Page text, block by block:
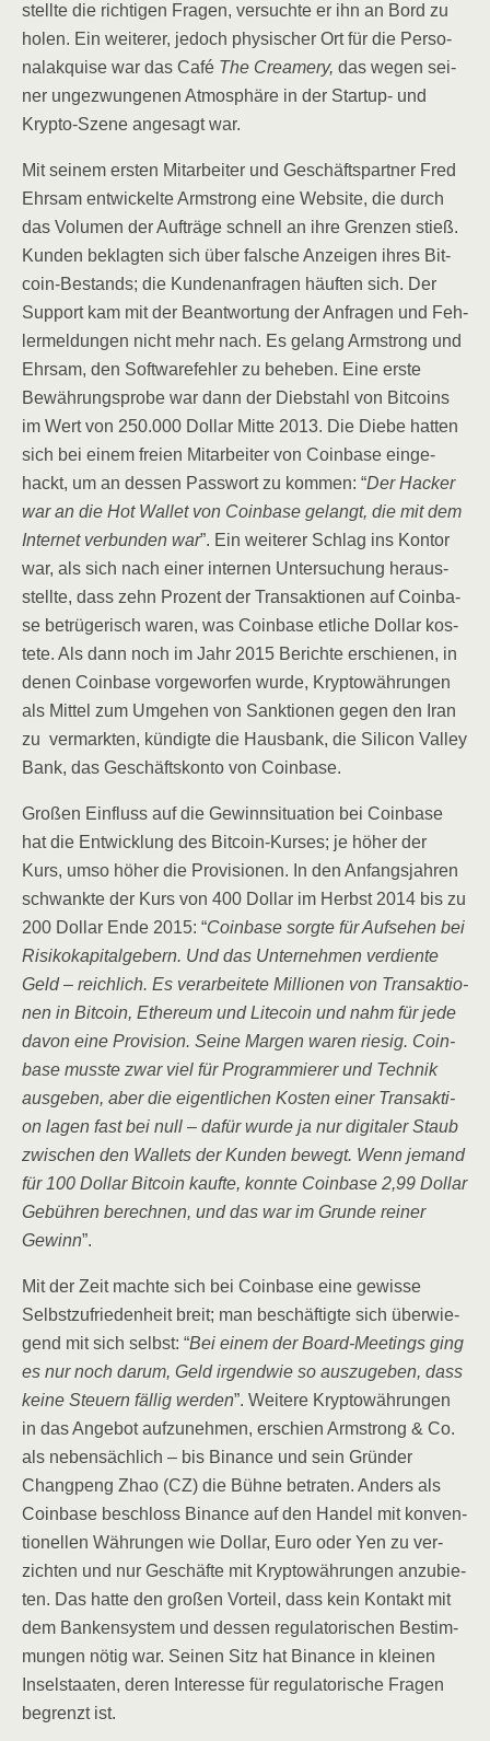
stell­te die rich­ti­gen Fra­gen, ver­such­te er ihn an Bord zu
holen. Ein wei­te­rer, jedoch phy­si­scher Ort für die Per­so­
nal­ak­qui­se war das Café The Crea­me­ry, das wegen sei­
ner unge­zwun­ge­nen Atmo­sphä­re in der Start­up- und
Kryp­to-Sze­ne ange­sagt war.
Mit sei­nem ers­ten Mit­ar­bei­ter und Geschäfts­part­ner Fred
Ehr­sam ent­wi­ckel­te Arm­strong eine Web­site, die durch
das Volu­men der Auf­trä­ge schnell an ihre Gren­zen stieß.
Kun­den beklag­ten sich über fal­sche Anzei­gen ihres Bit­
co­in-Bestands; die Kun­den­an­fra­gen häuf­ten sich. Der
Sup­port kam mit der Beant­wor­tung der Anfra­gen und Feh­
ler­mel­dun­gen nicht mehr nach. Es gelang Arm­strong und
Ehr­sam, den Soft­ware­feh­ler zu behe­ben. Eine ers­te
Bewäh­rungs­pro­be war dann der Dieb­stahl von Bit­co­ins
im Wert von 250.000 Dol­lar Mit­te 2013. Die Die­be hat­ten
sich bei einem frei­en Mit­ar­bei­ter von Coin­ba­se ein­ge­
hackt, um an des­sen Pass­wort zu kom­men: “Der Hacker
war an die Hot Wal­let von Coin­ba­se gelangt, die mit dem
Inter­net ver­bun­den war”. Ein wei­te­rer Schlag ins Kon­tor
war, als sich nach einer inter­nen Unter­su­chung her­aus­
stell­te, dass zehn Pro­zent der Trans­ak­tio­nen auf Coin­ba­
se betrü­ge­risch waren, was Coin­ba­se etli­che Dol­lar kos­
te­te. Als dann noch im Jahr 2015 Berich­te erschie­nen, in
denen Coin­ba­se vor­ge­wor­fen wur­de, Kryp­to­wäh­run­gen
als Mit­tel zum Umge­hen von Sank­tio­nen gegen den Iran
zu ver­mark­ten, kün­dig­te die Haus­bank, die Sili­con Val­ley
Bank, das Geschäfts­kon­to von Coinbase.
Gro­ßen Ein­fluss auf die Gewinn­si­tua­ti­on bei Coin­ba­se
hat die Ent­wick­lung des Bit­co­in-Kur­ses; je höher der
Kurs, umso höher die Pro­vi­sio­nen. In den Anfangs­jah­ren
schwank­te der Kurs von 400 Dol­lar im Herbst 2014 bis zu
200 Dol­lar Ende 2015: “Coin­ba­se sorg­te für Auf­se­hen bei
Risi­ko­ka­pi­tal­ge­bern. Und das Unter­neh­men ver­dien­te
Geld – reich­lich. Es ver­ar­bei­te­te Mil­lio­nen von Trans­ak­tio­
nen in Bit­co­in, Ethe­re­um und Lite­co­in und nahm für jede
davon eine Pro­vi­si­on. Sei­ne Mar­gen waren rie­sig. Coin­
ba­se muss­te zwar viel für Pro­gram­mie­rer und Tech­nik
aus­ge­ben, aber die eigent­li­chen Kos­ten einer Trans­ak­ti­
on lagen fast bei null – dafür wur­de ja nur digi­ta­ler Staub
zwi­schen den Wal­lets der Kun­den bewegt. Wenn jemand
für 100 Dol­lar Bit­co­in kauf­te, konn­te Coin­ba­se 2,99 Dol­lar
Gebüh­ren berech­nen, und das war im Grun­de rei­ner
Gewinn”.
Mit der Zeit mach­te sich bei Coin­ba­se eine gewis­se
Selbst­zu­frie­den­heit breit; man beschäf­tig­te sich über­wie­
gend mit sich selbst: “Bei einem der Board-Mee­tings ging
es nur noch dar­um, Geld irgend­wie so aus­zu­ge­ben, dass
kei­ne Steu­ern fäl­lig wer­den”. Wei­te­re Kryp­to­wäh­run­gen
in das Ange­bot auf­zu­neh­men, erschien Arm­strong & Co.
als neben­säch­lich – bis Binan­ce und sein Grün­der
Chang­peng Zhao (CZ) die Büh­ne betra­ten. Anders als
Coin­ba­se beschloss Binan­ce auf den Han­del mit kon­ven­
tio­nel­len Wäh­run­gen wie Dol­lar, Euro oder Yen zu ver­
zich­ten und nur Geschäf­te mit Kryp­to­wäh­run­gen anzu­bie­
ten. Das hat­te den gro­ßen Vor­teil, dass kein Kon­takt mit
dem Ban­ken­sys­tem und des­sen regu­la­to­ri­schen Bestim­
mun­gen nötig war. Sei­nen Sitz hat Binan­ce in klei­nen
Insel­staa­ten, deren Inter­es­se für regu­la­to­ri­sche Fra­gen
begrenzt ist.